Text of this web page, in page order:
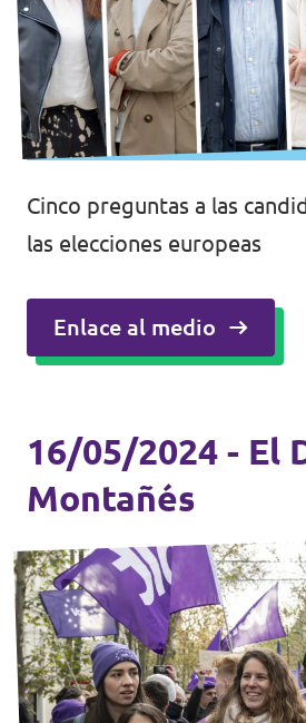
Cinco preguntas a las
las elecciones europeas
Enlace al medio
16/05/2024 - El
Montañés